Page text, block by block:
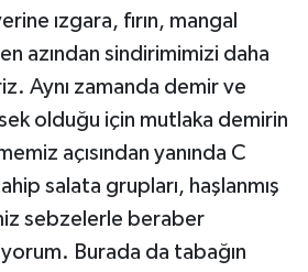
ızgara, fırın, mangal
azından sindirimimizi daha
Aynı zamanda demir ve
olduğu için mutlaka demirin
açısından yanında C
salata grupları, haşlanmış
sebzelerle beraber
Burada da tabağın